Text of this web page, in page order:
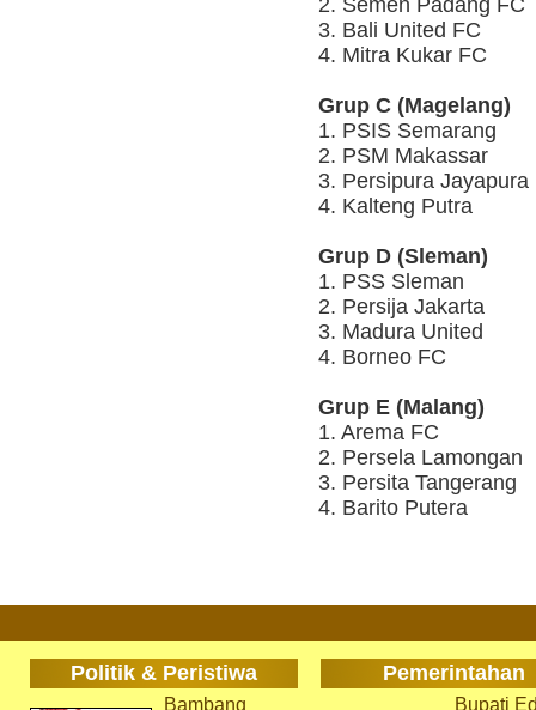
2. Semen Padang FC
3. Bali United FC
4. Mitra Kukar FC
Grup C (Magelang)
1. PSIS Semarang
2. PSM Makassar
3. Persipura Jayapura
4. Kalteng Putra
Grup D (Sleman)
1. PSS Sleman
2. Persija Jakarta
3. Madura United
4. Borneo FC
Grup E (Malang)
1. Arema FC
2. Persela Lamongan
3. Persita Tangerang
4. Barito Putera
Politik & Peristiwa Pemerintahan
Bambang Bupati